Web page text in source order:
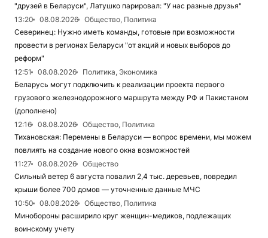
"друзей в Беларуси", Латушко парировал: "У нас разные друзья"
13:20
08.08.2026
Общество, Политика
Северинец: Нужно иметь команды, готовые при возможности
провести в регионах Беларуси "от акций и новых выборов до
реформ"
12:51
08.08.2026
Политика, Экономика
Беларусь могут подключить к реализации проекта первого
грузового железнодорожного маршрута между РФ и Пакистаном
(дополнено)
12:16
08.08.2026
Общество, Политика
Тихановская: Перемены в Беларуси — вопрос времени, мы можем
повлиять на создание нового окна возможностей
11:27
08.08.2026
Общество
Сильный ветер 6 августа повалил 2,4 тыс. деревьев, повредил
крыши более 700 домов — уточненные данные МЧС
10:50
08.08.2026
Общество, Политика
Минобороны расширило круг женщин-медиков, подлежащих
воинскому учету